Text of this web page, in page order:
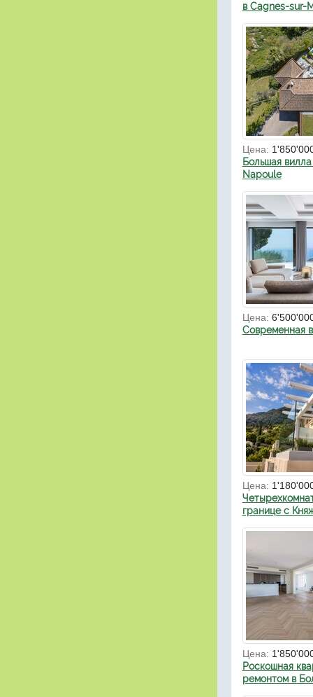
в Cagnes-sur-
Цена:
Большая
Napoule
Цена:
Современная
Цена:
границе с
Цена:
Роскошная
ремонтом в